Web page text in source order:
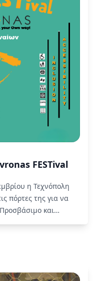
FESTival
η Τεχνόπολη
πόρτες της για να
και